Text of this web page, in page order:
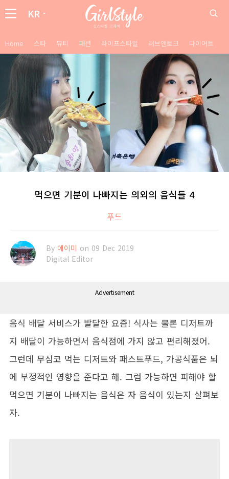
KR
Home 스타 뷰티 패션 라이프스타일 러브앤토크 다이어트
먹으면 기분이 나빠지는 의외의 음식들 4
푸드
By 에이미 on 09 Dec 2019
Digital Editor
Advertisement
음식 배달 서비스가 발달한 요즘! 식사는 물론 디저트까
지 배달이 가능하면서 음식점에 가지 않고 편리해졌어.
그런데 무심코 먹는 디저트와 패스트푸드, 가공식품은 뇌
에 부정적인 영향을 준다고 해. 그럼 가능하면 피해야 할
먹으면 기분이 나빠지는 음식은 자 음식이 있는지 살펴보
자.